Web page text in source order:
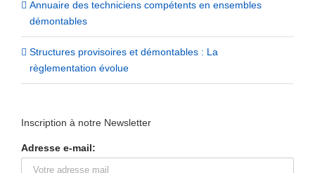
Annuaire des techniciens compétents en ensembles
démontables
Structures provisoires et démontables : La
règlementation évolue
Inscription à notre Newsletter
Adresse e-mail: